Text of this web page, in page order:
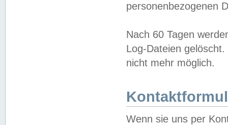
personenbezogenen
Nach 60 Tagen
Log-Dateien
nicht mehr möglich.
Wenn sie uns per